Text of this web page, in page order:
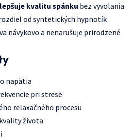
kvalitu spánku bez vyvolania
od syntetických hypnotík
návykovo a nenarušuje prirodzené
napätia
pri strese
relaxačného procesu
života